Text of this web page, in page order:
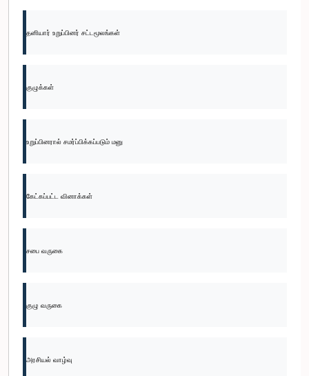
தனியார் உறுப்பினர் சட்டமூலங்கள்
குழுக்கள்
உறுப்பினரால் சமர்ப்பிக்கப்படும் மனு
கேட்கப்பட்ட வினாக்கள்
சபை வருகை
குழு வருகை
அரசியல் வாழ்வு